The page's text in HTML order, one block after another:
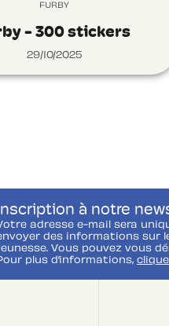
FURBY
- 300 stickers
29/10/2025
à notre
adresse e-mail sera
des informations sur
Vous pouvez vous
plus d’informations,